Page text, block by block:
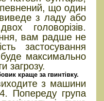
що один
з ладу або
головорізів.
вам радше не
застосування
максимально
загрозу.
краще за гвинтівку.
з машини
Попереду група